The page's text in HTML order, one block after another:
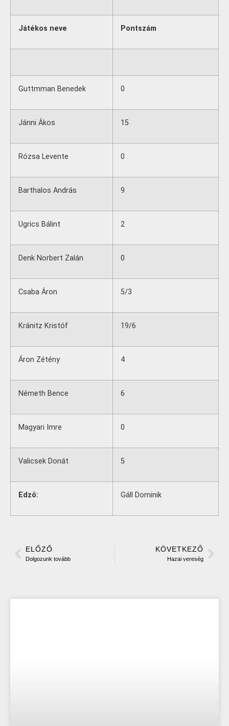
Játékos neve Pontszám
Guttmman Benedek 0
Jánni Ákos 15
Rózsa Levente 0
Barthalos András 9
Ugrics Bálint 2
Denk Norbert Zalán 0
Csaba Áron 5/3
Kránitz Kristóf 19/6
Áron Zétény 4
Németh Bence 6
Magyari Imre 0
Valicsek Donát 5
Edző: Gáll Dominik
ELŐZŐ
Dolgozunk tovább
KÖVETKEZŐ
Hazai vereség